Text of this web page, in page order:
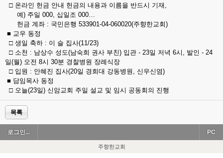
□ 온라인 헌금 안내 헌금의 내용과 이름을 반드시 기재,
예) 주일 000, 십일조 000…
헌금 계좌 : 국민은행 533901-04-060020(주향한교회)
■ 교우 동정
□ 생일 축하 : 이 슬 집사(11/23)
□ 소천 : 남상수 성도(남숙희 권사 부친) 입관 - 23일 저녁 6시, 발인 - 24
일(월) 오전 8시 30분 경찰병원 장례식장
□ 입원 : 안혜진 집사(20일 경희대 강동병원, 신우신염)
■ 담임목사 동정
□ 오늘(23일) 신암교회 주일 설교 및 임시 공동회의 진행
목록
로그인... PC
주향한교회